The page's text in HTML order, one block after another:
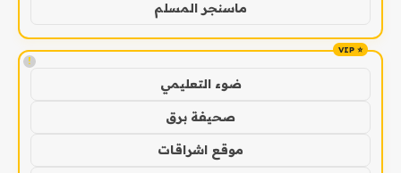
ماسنجر المسلم
!
ضوء التعليمي
صحيفة برق
موقع اشراقات